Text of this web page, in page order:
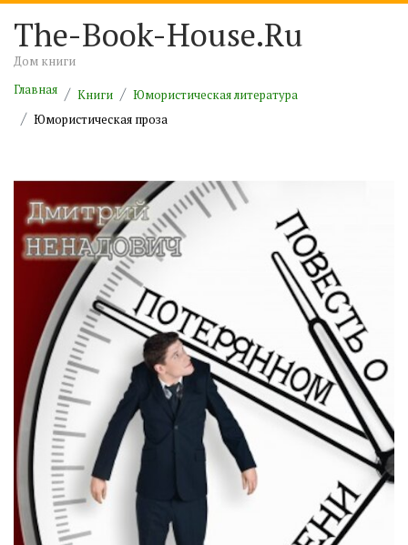
The-Book-House.Ru
Дом книги
Главная
Книги
Юмористическая литература
Юмористическая проза